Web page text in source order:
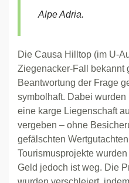
Alpe Adria.
Die Causa Hilltop (im U-
Ziegenacker-Fall bekannt
Beantwortung der Frage
symbolhaft. Dabei
eine karge Liegenschaft
vergeben – ohne
gefälschten
Tourismusprojekte
Geld jedoch ist weg. Die